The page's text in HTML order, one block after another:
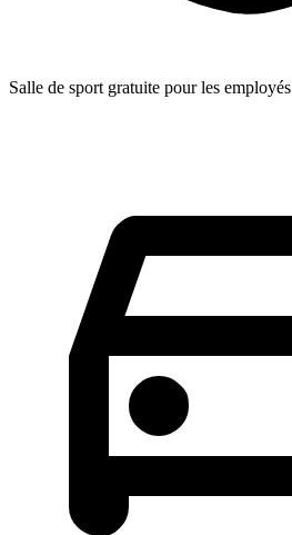
Salle de sport gratuite pour les employés